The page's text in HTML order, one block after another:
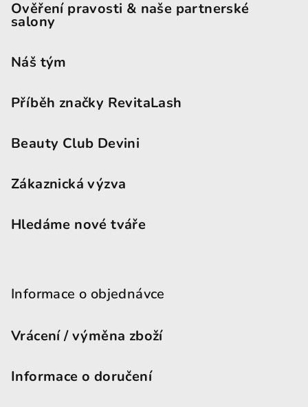
Ověření pravosti & naše partnerské
salony
Náš tým
Příběh značky RevitaLash
Beauty Club Devini
Zákaznická výzva
Hledáme nové tváře
Informace o objednávce
Vrácení / výměna zboží
Informace o doručení